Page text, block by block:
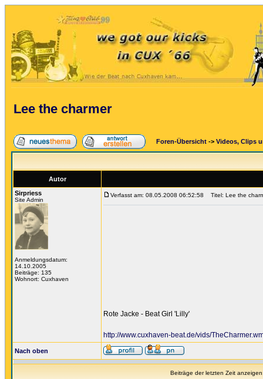
Lee the charmer
Foren-Übersicht -> Videos, Clips
Autor
Sirpriess
Site Admin
Anmeldungsdatum:
14.10.2005
Beiträge: 135
Wohnort: Cuxhaven
Verfasst am: 08.05.2008 06:52:58 Titel: Lee the
Rote Jacke - Beat Girl 'Lilly'
http://www.cuxhaven-beat.de/vids/
Nach oben
Beiträge der letzten Zeit